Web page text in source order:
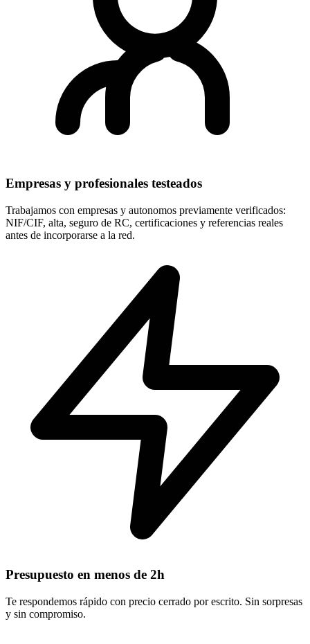
Empresas y profesionales testeados
Trabajamos con empresas y autonomos previamente verificados:
NIF/CIF, alta, seguro de RC, certificaciones y referencias reales
antes de incorporarse a la red.
Presupuesto en menos de 2h
Te respondemos rápido con precio cerrado por escrito. Sin sorpresas
y sin compromiso.